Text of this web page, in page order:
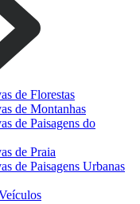
de Florestas
de Montanhas
de Paisagens do
de Praia
de Paisagens Urbanas